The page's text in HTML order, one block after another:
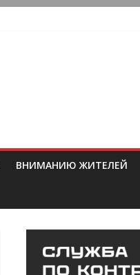
ВНИМАНИЮ ЖИТЕЛЕЙ